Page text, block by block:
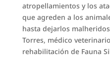
atropellamientos y los
que agreden a los
hasta dejarlos
Torres, médico
rehabilitación de Fauna